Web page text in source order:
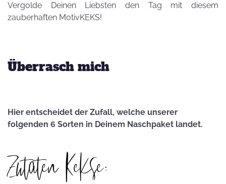
Vergolde Deinen Liebsten den Tag mit diesem
zauberhaften MotivKEKS!
Überrasch mich
Hier entscheidet der Zufall, welche unserer
folgenden 6 Sorten in Deinem Naschpaket landet.
Zutaten Kekse: